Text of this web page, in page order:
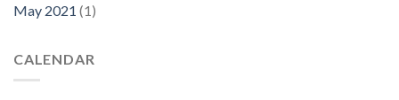
May 2021 (1)
CALENDAR